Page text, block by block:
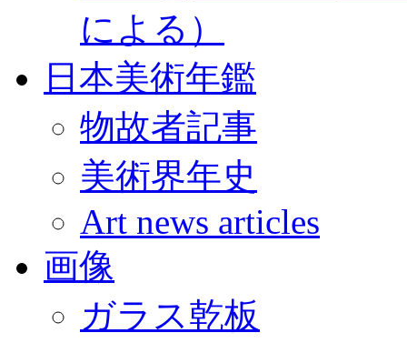
による）
日本美術年鑑
物故者記事
美術界年史
Art news articles
画像
ガラス乾板